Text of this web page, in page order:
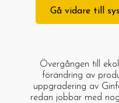
Gå vidare till
Övergången till
förändring av
uppgradering av
redan jobbar med